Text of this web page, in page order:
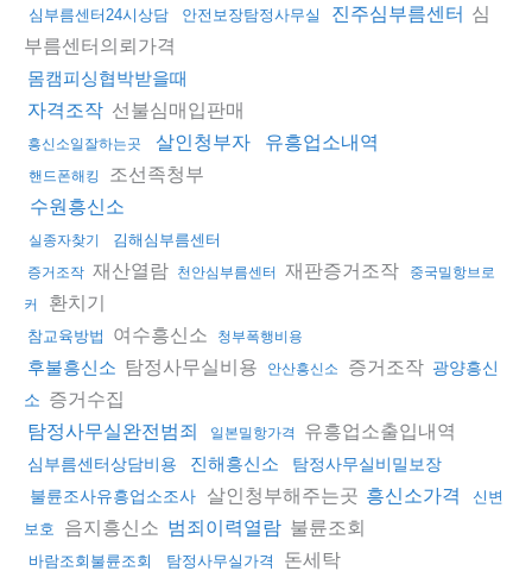
심부름센터24시상담 안전보장탐정사무실 진주심부름센터 심
부름센터의뢰가격
몸캠피싱협박받을때
자격조작 선불심매입판매
흥신소일잘하는곳 살인청부자 유흥업소내역
핸드폰해킹 조선족청부
수원흥신소
실종자찾기 김해심부름센터
증거조작 재산열람 천안심부름센터 재판증거조작
중국밀항브로
커
환치기
참교육방법 여수흥신소 청부폭행비용
후불흥신소 탐정사무실비용 안산흥신소 증거조작 광양흥신
소 증거수집
탐정사무실완전범죄 일본밀항가격 유흥업소출입내역
심부름센터상담비용 진해흥신소
탐정사무실비밀보장
불륜조사유흥업소조사
살인청부해주는곳 흥신소가격
신변
보호
음지흥신소 범죄이력열람 불륜조회
바람조회불륜조회 탐정사무실가격 돈세탁